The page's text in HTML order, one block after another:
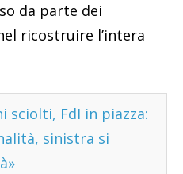
da parte dei
ricostruire l’intera
sciolti, FdI in piazza:
sinistra si